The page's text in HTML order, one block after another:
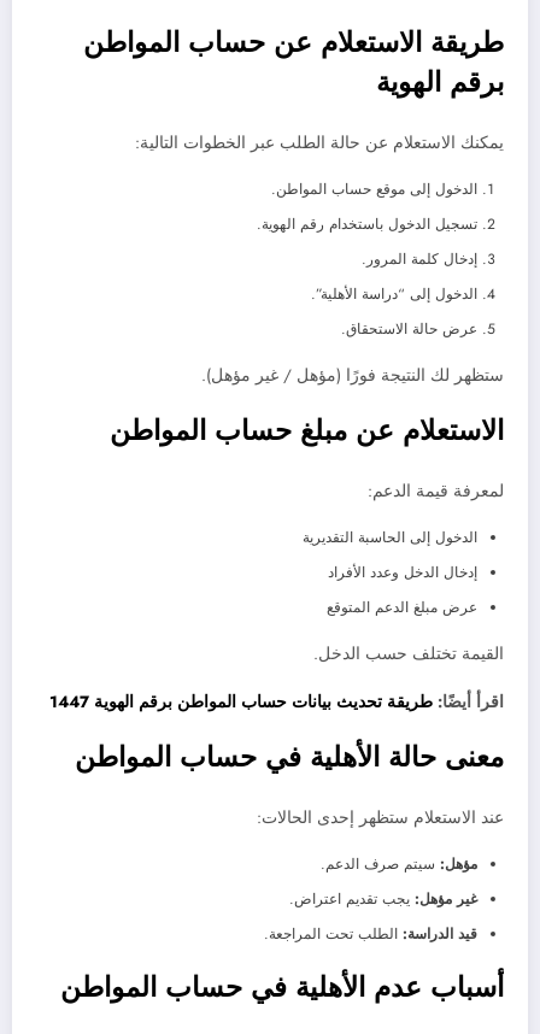
طريقة الاستعلام عن حساب المواطن
برقم الهوية
يمكنك الاستعلام عن حالة الطلب عبر الخطوات التالية:
الدخول إلى موقع حساب المواطن.
تسجيل الدخول باستخدام رقم الهوية.
إدخال كلمة المرور.
الدخول إلى “دراسة الأهلية”.
عرض حالة الاستحقاق.
ستظهر لك النتيجة فورًا (مؤهل / غير مؤهل).
الاستعلام عن مبلغ حساب المواطن
لمعرفة قيمة الدعم:
الدخول إلى الحاسبة التقديرية
إدخال الدخل وعدد الأفراد
عرض مبلغ الدعم المتوقع
القيمة تختلف حسب الدخل.
اقرأ أيضًا: طريقة تحديث بيانات حساب المواطن برقم الهوية 1447
معنى حالة الأهلية في حساب المواطن
عند الاستعلام ستظهر إحدى الحالات:
مؤهل: سيتم صرف الدعم.
غير مؤهل: يجب تقديم اعتراض.
قيد الدراسة: الطلب تحت المراجعة.
أسباب عدم الأهلية في حساب المواطن